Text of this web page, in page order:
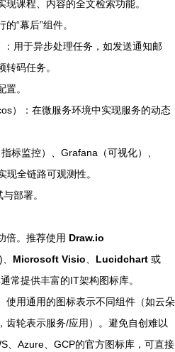
现课程、内容的全文检索功能。
“幕后”组件。
：用于异步处理任务，如发送通知邮
码任务。
。
）：在微服务环境中实现服务的动态
标监控）、Grafana（可视化）、
现全链路可观测性。
部署。
倍。推荐使用 Draw.io
Microsoft Visio Lucidchart 或
常提供丰富的IT架构图标库。
使用通用的图标表示不同组件（如云朵
齿轮表示服务/应用）。避免自创难以
、Azure、GCP的官方图标库，可直接